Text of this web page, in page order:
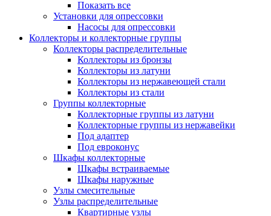
Показать все
Установки для опрессовки
Насосы для опрессовки
Коллекторы и коллекторные группы
Коллекторы распределительные
Коллекторы из бронзы
Коллекторы из латуни
Коллекторы из нержавеющей стали
Коллекторы из стали
Группы коллекторные
Коллекторные группы из латуни
Коллекторные группы из нержавейки
Под адаптер
Под евроконус
Шкафы коллекторные
Шкафы встраиваемые
Шкафы наружные
Узлы смесительные
Узлы распределительные
Квартирные узлы